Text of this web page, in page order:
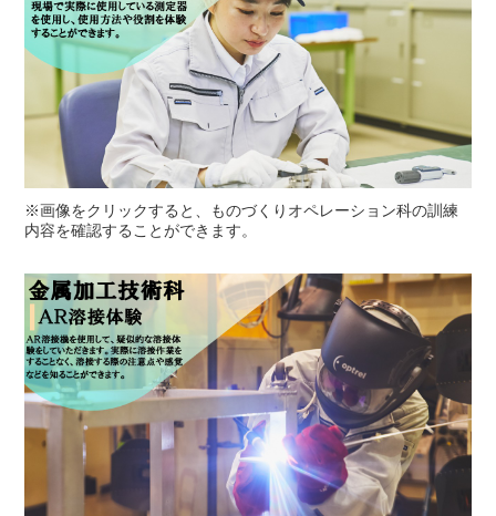
※画像をクリックすると、ものづくりオペレーション科の訓練
内容を確認することができます。